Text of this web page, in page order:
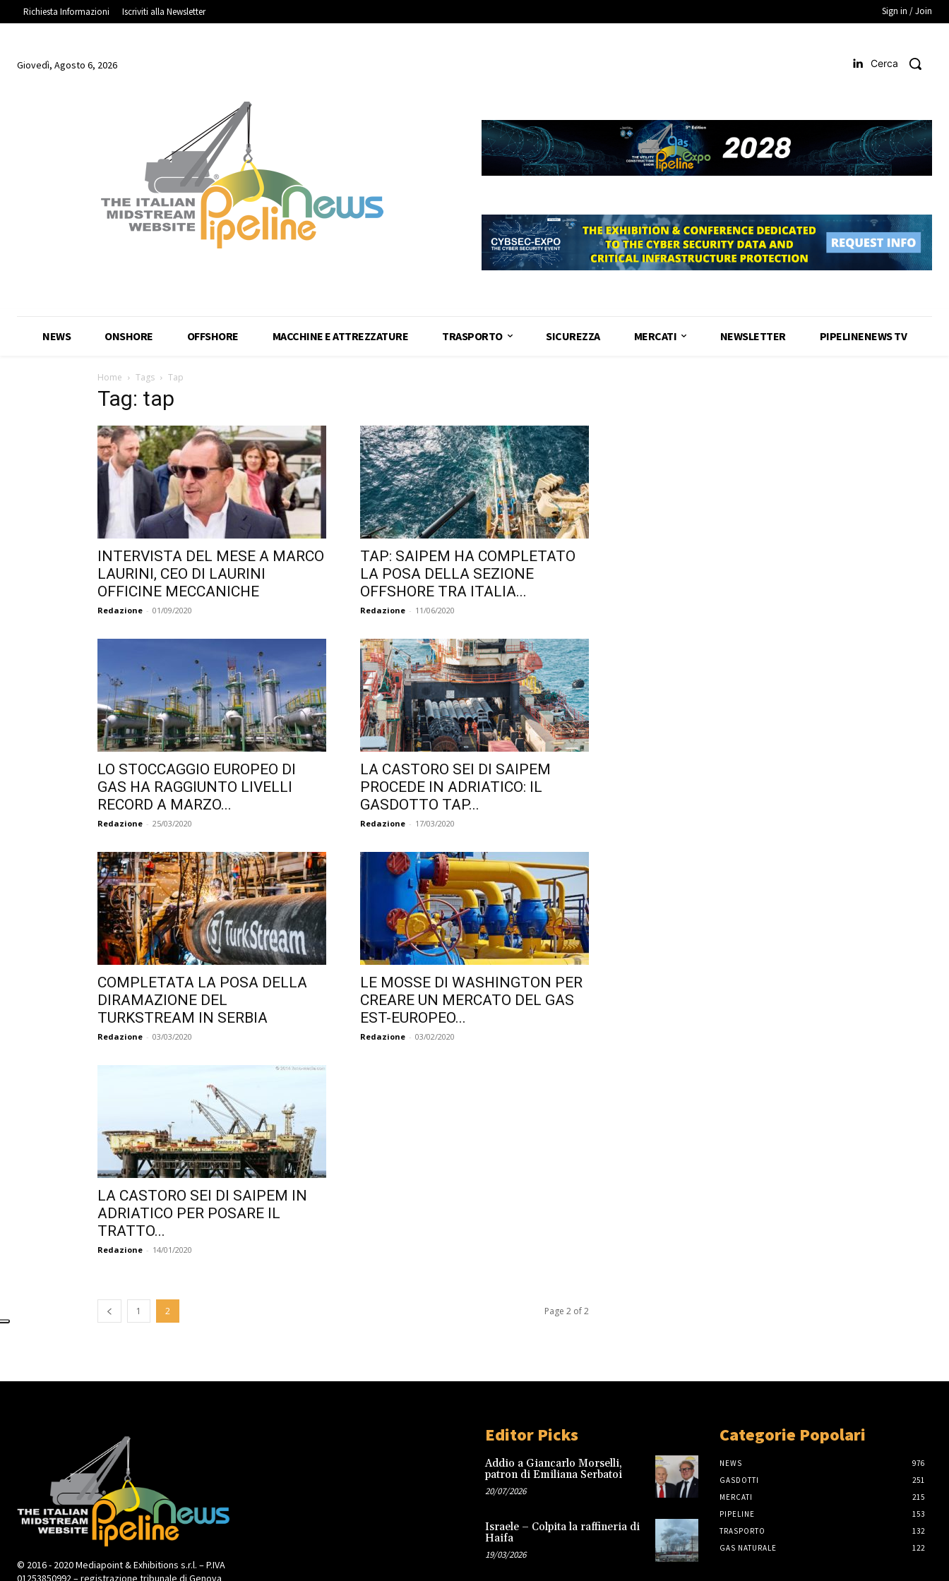
Richiesta Informazioni Iscriviti alla Newsletter Sign in / Join
Giovedì, Agosto 6, 2026 Cerca
NEWS ONSHORE OFFSHORE MACCHINE E ATTREZZATURE TRASPORTO SICUREZZA MERCATI NEWSLETTER PIPELINENEWS TV
Home Tags Tap
Tag: tap
INTERVISTA DEL MESE A MARCO
LAURINI, CEO DI LAURINI
OFFICINE MECCANICHE
Redazione - 01/09/2020
TAP: SAIPEM HA COMPLETATO
LA POSA DELLA SEZIONE
OFFSHORE TRA ITALIA...
Redazione - 11/06/2020
LO STOCCAGGIO EUROPEO DI
GAS HA RAGGIUNTO LIVELLI
RECORD A MARZO...
Redazione - 25/03/2020
LA CASTORO SEI DI SAIPEM
PROCEDE IN ADRIATICO: IL
GASDOTTO TAP...
Redazione - 17/03/2020
COMPLETATA LA POSA DELLA
DIRAMAZIONE DEL
TURKSTREAM IN SERBIA
Redazione - 03/03/2020
LE MOSSE DI WASHINGTON PER
CREARE UN MERCATO DEL GAS
EST-EUROPEO...
Redazione - 03/02/2020
LA CASTORO SEI DI SAIPEM IN
ADRIATICO PER POSARE IL
TRATTO...
Redazione - 14/01/2020
1 2 Page 2 of 2
© 2016 - 2020 Mediapoint & Exhibitions s.r.l. – P.IVA
01253850992 – registrazione tribunale di Genova
Editor Picks
Addio a Giancarlo Morselli,
patron di Emiliana Serbatoi
20/07/2026
Israele – Colpita la raffineria di
Haifa
19/03/2026
Categorie Popolari
NEWS
976
GASDOTTI
251
MERCATI
215
PIPELINE
153
TRASPORTO
132
GAS NATURALE
122